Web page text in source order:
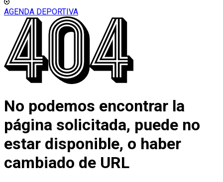
AGENDA DEPORTIVA
No podemos encontrar la
página solicitada, puede no
estar disponible, o haber
cambiado de URL